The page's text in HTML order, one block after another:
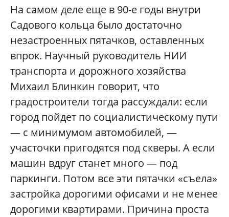
На самом деле еще в 90-е годы внутри
Садового кольца было достаточно
незастроенных пятачков, оставленных
впрок. Научный руководитель НИИ
транспорта и дорожного хозяйства
Михаил Блинкин говорит, что
градостроители тогда рассуждали: если
город пойдет по социалистическому пути
— с минимумом автомобилей, —
участочки пригодятся под скверы. А если
машин вдруг станет много — под
паркинги. Потом все эти пятачки «съела»
застройка дорогими офисами и не менее
дорогими квартирами. Причина проста